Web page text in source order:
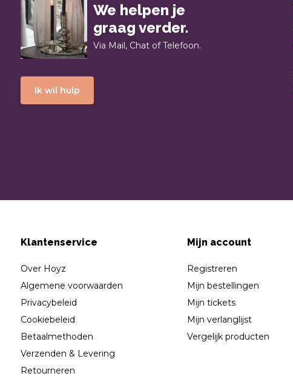
We helpen je
graag verder.
Via Mail, Chat of Telefoon.
Ik wil hulp
Klantenservice
Over Hoyz
Algemene voorwaarden
Privacybeleid
Cookiebeleid
Betaalmethoden
Verzenden & Levering
Retourneren
Mijn account
Registreren
Mijn bestellingen
Mijn tickets
Mijn verlanglijst
Vergelijk producten